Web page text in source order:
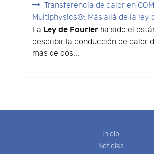
Transferencia de calor en
Multiphysics®: Más allá de la ley
La Ley de Fourier ha sido el
describir la conducción de calor
más de dos...
Inicio
Noticias